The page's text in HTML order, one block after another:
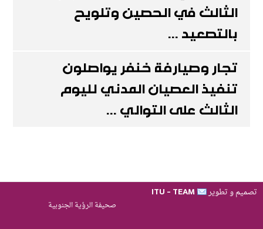
الثالث في الحصين وتلويح
بالتصعيد ...
تجار وصيارفة خنفر يواصلون
تنفيذ العصيان المدني لليوم
الثالث على التوالي ...
تصميم و تطوير ITU - TEAM
صحيفة الرؤية الجنوبية